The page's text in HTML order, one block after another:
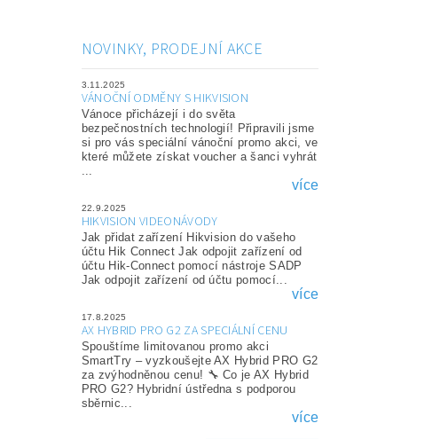
NOVINKY, PRODEJNÍ AKCE
3.11.2025
VÁNOČNÍ ODMĚNY S HIKVISION
Vánoce přicházejí i do světa
bezpečnostních technologií! Připravili jsme
si pro vás speciální vánoční promo akci, ve
které můžete získat voucher a šanci vyhrát
...
více
22.9.2025
HIKVISION VIDEONÁVODY
Jak přidat zařízení Hikvision do vašeho
účtu Hik Connect Jak odpojit zařízení od
účtu Hik-Connect pomocí nástroje SADP
Jak odpojit zařízení od účtu pomocí...
více
17.8.2025
AX HYBRID PRO G2 ZA SPECIÁLNÍ CENU
Spouštíme limitovanou promo akci
SmartTry – vyzkoušejte AX Hybrid PRO G2
za zvýhodněnou cenu! 🔧 Co je AX Hybrid
PRO G2? Hybridní ústředna s podporou
sběrnic...
více